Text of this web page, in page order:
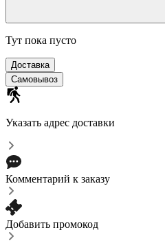
Тут пока пусто
Доставка
Самовывоз
Указать адрес доставки
Комментарий к заказу
Добавить промокод